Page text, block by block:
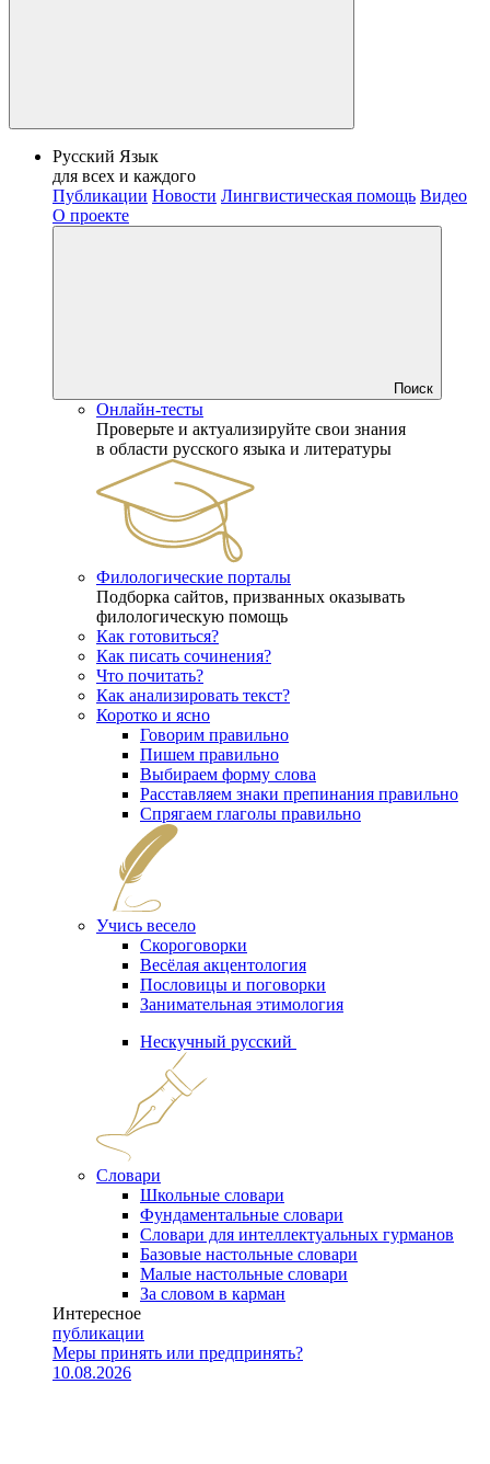
Русский Язык
для всех и каждого
Публикации Новости Лингвистическая помощь Видео
О проекте
Поиск
Онлайн-тесты
Проверьте и актуализируйте свои знания
в области русского языка и литературы
Филологические порталы
Подборка сайтов, призванных оказывать
филологическую помощь
Как готовиться?
Как писать сочинения?
Что почитать?
Как анализировать текст?
Коротко и ясно
Говорим правильно
Пишем правильно
Выбираем форму слова
Расставляем знаки препинания правильно
Спрягаем глаголы правильно
Учись весело
Скороговорки
Весёлая акцентология
Пословицы и поговорки
Занимательная этимология
Нескучный русский
Словари
Школьные словари
Фундаментальные словари
Словари для интеллектуальных гурманов
Базовые настольные словари
Малые настольные словари
За словом в карман
Интересное
публикации
Меры принять или предпринять?
10.08.2026